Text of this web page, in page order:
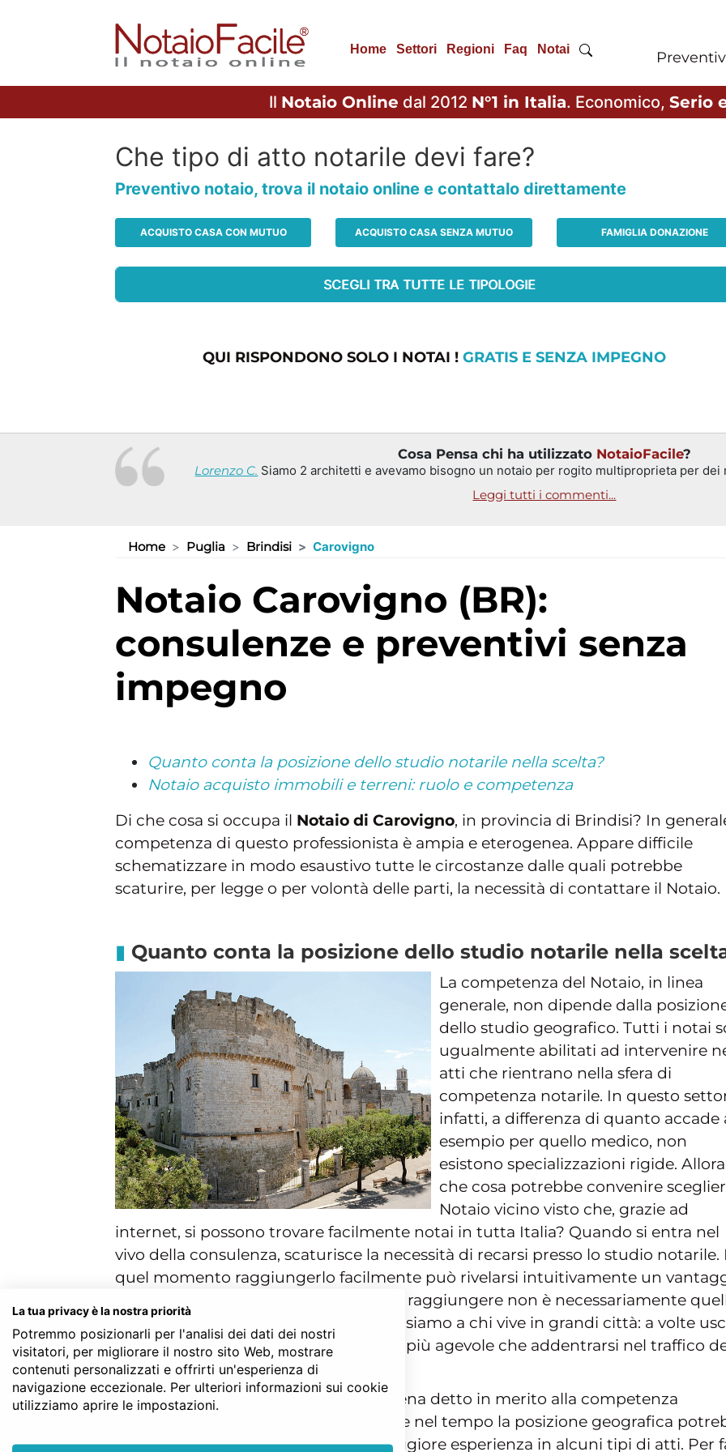
Home Settori Regioni Faq Notai
Il Notaio Online dal 2012 N°1 in Italia. Economico, Serio
Che tipo di atto notarile devi fare?
Preventivo notaio, trova il notaio online e contattalo direttamente
ACQUISTO CASA CON MUTUO ACQUISTO CASA SENZA MUTUO FAMIGLIA DONAZIONE
QUI RISPONDONO SOLO I NOTAI ! GRATIS E SENZA IMPEGNO
Cosa Pensa chi ha utilizzato NotaioFacile?
Lorenzo C. Siamo 2 architetti e avevamo bisogno un notaio per rogito multiproprieta per
Leggi tutti i commenti...
Home Puglia Brindisi Carovigno
Notaio Carovigno (BR):
consulenze e preventivi senza
impegno
Quanto conta la posizione dello studio notarile nella scelta?
Notaio acquisto immobili e terreni: ruolo e competenza
Di che cosa si occupa il Notaio di Carovigno, in provincia di Brindisi? In
competenza di questo professionista è ampia e eterogenea. Appare difficile
schematizzare in modo esaustivo tutte le circostanze dalle quali potrebbe
scaturire, per legge o per volontà delle parti, la necessità di contattare il Notaio.
Quanto conta la posizione dello studio notarile nella
La competenza del Notaio, in linea
generale, non dipende dalla
dello studio geografico. Tutti i notai
ugualmente abilitati ad intervenire
atti che rientrano nella sfera di
competenza notarile. In questo
infatti, a differenza di quanto accade
esempio per quello medico, non
esistono specializzazioni rigide.
che cosa potrebbe convenire
Notaio vicino visto che, grazie ad
internet, si possono trovare facilmente notai in tutta Italia? Quando si entra nel
vivo della consulenza, scaturisce la necessità di recarsi presso lo studio notarile.
quel momento raggiungerlo facilmente può rivelarsi intuitivamente un
pratico. Lo studio notarile comodo da raggiungere non è necessariamente
del proprio Comune di residenza. Pensiamo a chi vive in grandi città: a volte
verso i paesi della periferia può essere più agevole che addentrarsi nel traffico
centro.
Peraltro, fermo restando quanto appena detto in merito alla competenza
completa e generale, è anche vero che nel tempo la posizione geografica
determinare indirettamente una maggiore esperienza in alcuni tipi di atti. Per
La tua privacy è la nostra priorità
Potremmo posizionarli per l'analisi dei dati dei nostri
visitatori, per migliorare il nostro sito Web, mostrare
contenuti personalizzati e offrirti un'esperienza di
navigazione eccezionale. Per ulteriori informazioni sui cookie
utilizziamo aprire le impostazioni.